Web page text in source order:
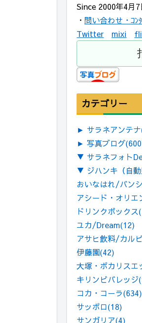
Since 2000年4月7
・ 問い合わせ・ｺﾝ
Twitter
mixi
カテゴリー
► サラネアンテナ
► 写真ブログ
▼ サラネフォト
▼ ジハンキ（自動
おいなはれ/バン
アシード・オリエ
ドリンクボックス
ユカ/Dream(12)
アサヒ飲料/カル
伊藤園(42)
大塚・ポカリスエ
キリンビバレッジ
コカ・コーラ(634)
サッポロ(18)
サンガリア(4)